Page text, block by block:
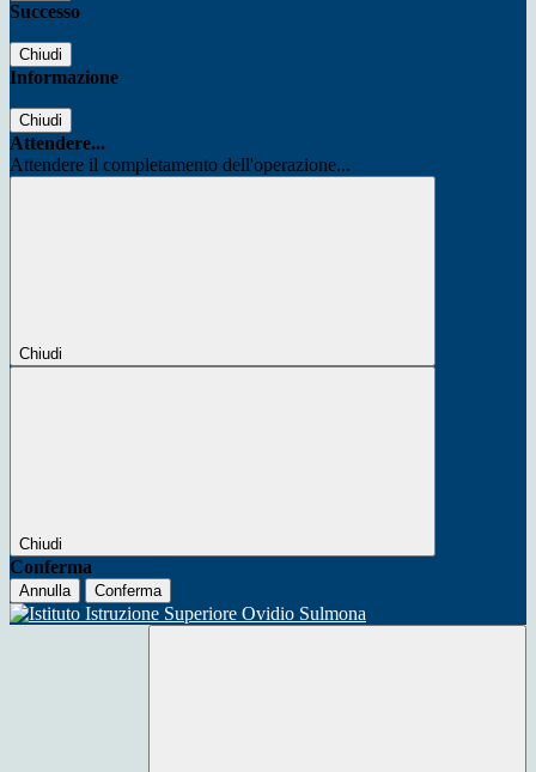
Successo
Chiudi
Informazione
Chiudi
Attendere...
Attendere il completamento dell'operazione...
Chiudi
Chiudi
Conferma
Annulla Conferma